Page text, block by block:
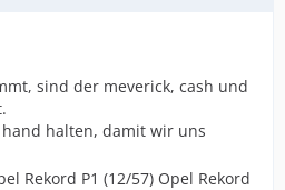
sind der meverick, cash und
halten, damit wir uns
Rekord P1 (12/57) Opel Rekord